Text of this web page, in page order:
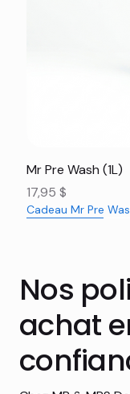
Mr Pre Wash (1L)
Prix
17,95 $
Cadeau Mr Pre
Nos
achat